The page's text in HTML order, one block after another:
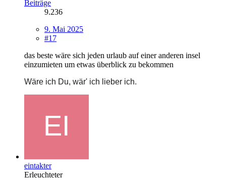
Beiträge
9.236
9. Mai 2025
#17
das beste wäre sich jeden urlaub auf einer anderen insel
einzumieten um etwas überblick zu bekommen
Wäre ich Du, wär' ich lieber ich.
eintakter
Erleuchteter